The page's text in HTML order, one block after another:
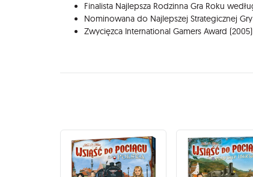
Finalista Najlepsza Rodzinna Gra Roku
Nominowana do Najlepszej Strategicznej
Zwycięzca International Gamers Award (2005)